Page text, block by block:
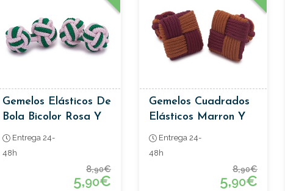
Gemelos Elásticos De
Bola Bicolor Rosa Y
Verde
Entrega 24-
48h
8,90€
5,90€
Gemelos Cuadrados
Elásticos Marron Y
Burdeos
Entrega 24-
48h
8,90€
5,90€